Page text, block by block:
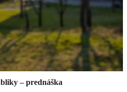
– prednáška